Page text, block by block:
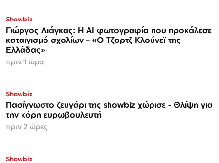
Showbiz
Γιώργος Λιάγκας: Η AI φωτογραφία που προκάλεσε
καταιγισμό σχολίων – «Ο Τζορτζ Κλούνεϊ της
Ελλάδας»
πριν 1 ώρα
Showbiz
Πασίγνωστο ζευγάρι της showbiz χώρισε - Θλίψη για
την κόρη ευρωβουλευτή
πριν 2 ώρες
Showbiz